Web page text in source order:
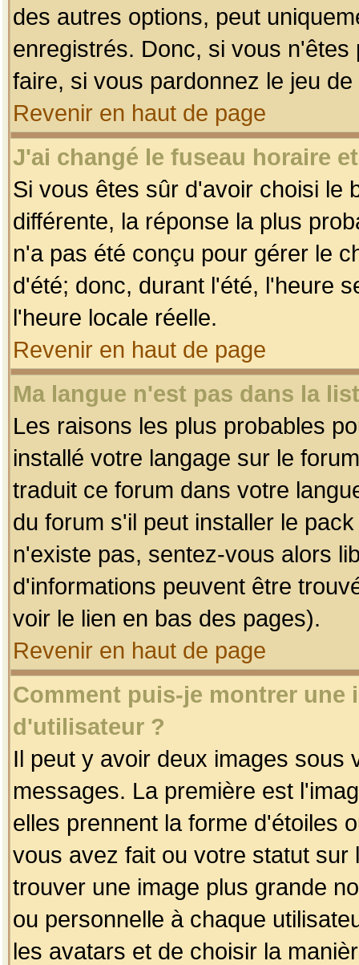
des autres options, peut
enregistrés. Donc, si vous
faire, si vous pardonnez le jeu
Revenir en haut de page
J'ai changé le fuseau horaire
Si vous êtes sûr d'avoir choisi le
différente, la réponse la plus
n'a pas été conçu pour gérer le
d'été; donc, durant l'été, l'heure
l'heure locale réelle.
Revenir en haut de page
Ma langue n'est pas dans la
Les raisons les plus probables
installé votre langage sur le
traduit ce forum dans votre
du forum s'il peut installer le
n'existe pas, sentez-vous alors
d'informations peuvent être
voir le lien en bas des pages).
Revenir en haut de page
Comment puis-je montrer une
d'utilisateur ?
Il peut y avoir deux images sous
messages. La première est
elles prennent la forme d'étoiles
vous avez fait ou votre statut
trouver une image plus grande
ou personnelle à chaque
les avatars et de choisir la